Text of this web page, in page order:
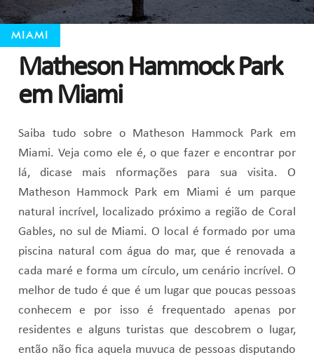
MIAMI
Matheson Hammock Park
em Miami
Saiba tudo sobre o Matheson Hammock Park em
Miami. Veja como ele é, o que fazer e encontrar por
lá, dicase mais nformações para sua visita. O
Matheson Hammock Park em Miami é um parque
natural incrível, localizado próximo a região de Coral
Gables, no sul de Miami. O local é formado por uma
piscina natural com água do mar, que é renovada a
cada maré e forma um círculo, um cenário incrível. O
melhor de tudo é que é um lugar que poucas pessoas
conhecem e por isso é frequentado apenas por
residentes e alguns turistas que descobrem o lugar,
então não fica aquela muvuca de pessoas disputando